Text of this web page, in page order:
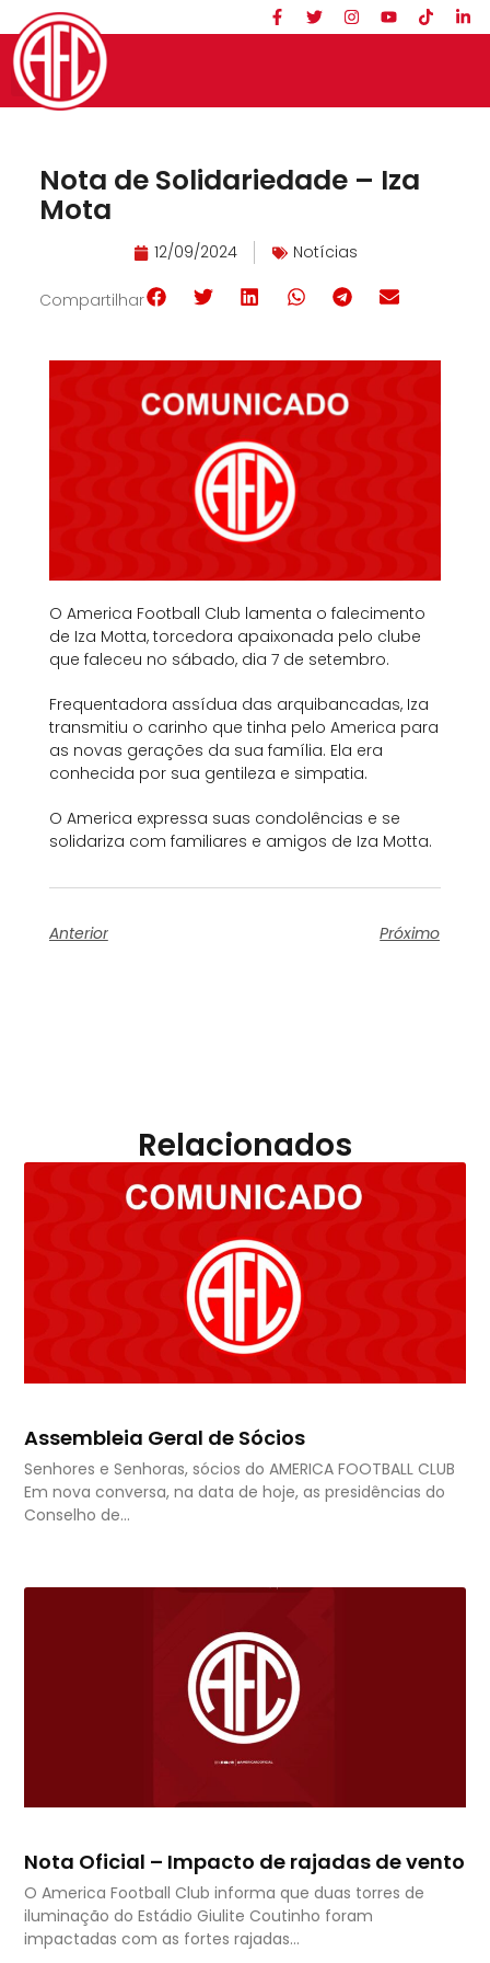
Nota de Solidariedade – Iza
Mota
12/09/2024 Notícias
Compartilhar
O America Football Club lamenta o falecimento
de Iza Motta, torcedora apaixonada pelo clube
que faleceu no sábado, dia 7 de setembro.
Frequentadora assídua das arquibancadas, Iza
transmitiu o carinho que tinha pelo America para
as novas gerações da sua família. Ela era
conhecida por sua gentileza e simpatia.
O America expressa suas condolências e se
solidariza com familiares e amigos de Iza Motta.
Anterior Próximo
Relacionados
Assembleia Geral de Sócios
Senhores e Senhoras, sócios do AMERICA FOOTBALL CLUB
Em nova conversa, na data de hoje, as presidências do
Conselho de…
Nota Oficial – Impacto de rajadas de vento
O America Football Club informa que duas torres de
iluminação do Estádio Giulite Coutinho foram
impactadas com as fortes rajadas…